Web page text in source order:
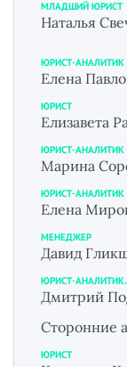
МЛАДШИЙ ЮРИСТ
Наталья
ЮРИСТ-АНАЛИТИК
Елена
ЮРИСТ
Елизавета
ЮРИСТ-АНАЛИТИК
Марина
ЮРИСТ-АНАЛИТИК
Елена
МЕНЕДЖЕР
Давид
ЮРИСТ-АНАЛИТИК.
Дмитрий
Сторонние
ЮРИСТ